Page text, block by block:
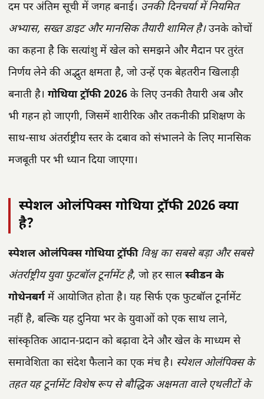
दम पर अंतिम सूची में जगह बनाई। उनकी दिनचर्या में नियमित
अभ्यास, सख्त डाइट और मानसिक तैयारी शामिल है।उनके कोचों
का कहना है कि सत्यांशु में खेल को समझने और मैदान पर तुरंत
निर्णय लेने की अद्भुत क्षमता है, जो उन्हें एक बेहतरीन खिलाड़ी
बनाती है। गोथिया ट्रॉफी 2026 के लिए उनकी तैयारी अब और
भी गहन हो जाएगी, जिसमें शारीरिक और तकनीकी प्रशिक्षण के
साथ-साथ अंतर्राष्ट्रीय स्तर के दबाव को संभालने के लिए मानसिक
मजबूती पर भी ध्यान दिया जाएगा।
स्पेशल ओलंपिक्स गोथिया ट्रॉफी 2026 क्या
है?
स्पेशल ओलंपिक्स गोथिया ट्रॉफी विश्व का सबसे बड़ा और सबसे
अंतर्राष्ट्रीय युवा फुटबॉल टूर्नामेंट है, जो हर सालस्वीडन के
गोथेनबर्गमें आयोजित होता है। यह सिर्फ एक फुटबॉल टूर्नामेंट
नहीं है, बल्कि यह दुनिया भर के युवाओं को एक साथ लाने,
सांस्कृतिक आदान-प्रदान को बढ़ावा देने और खेल के माध्यम से
समावेशिता का संदेश फैलाने का एक मंच है। स्पेशल ओलंपिक्स के
तहत यह टूर्नामेंट विशेष रूप से बौद्धिक अक्षमता वाले एथलीटों के